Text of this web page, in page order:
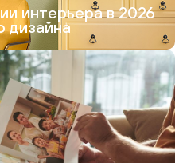
интерьера в 2026
дизайна